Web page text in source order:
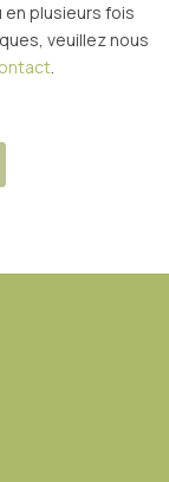
en plusieurs fois
veuillez nous
.